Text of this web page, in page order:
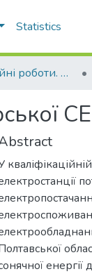
Statistics
Кваліфікаційні роботи. Факультет інженерно-технологічний